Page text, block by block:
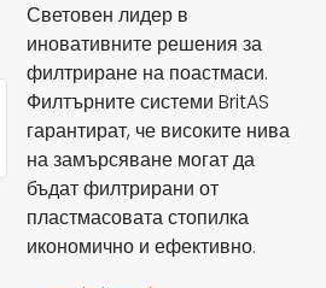
Световен лидер в
иновативните решения за
филтриране на поастмаси.
Филтърните системи BritAS
гарантират, че високите нива
на замърсяване могат да
бъдат филтрирани от
пластмасовата стопилка
икономично и ефективно.